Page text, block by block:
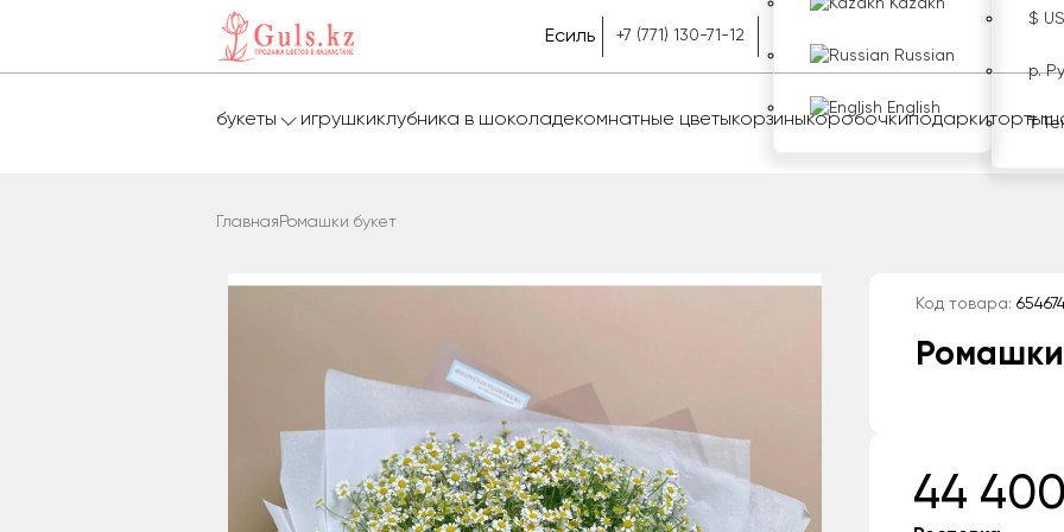
Есиль +7 (771) 130-71-12
Kazakh
Russian
English
$
р.
₸
букеты игрушкиклубника в шоколадекомнатные цветыкорзиныкоробочкиподаркиторты
Главная Ромашки букет
Код товара:
Ромашки
44